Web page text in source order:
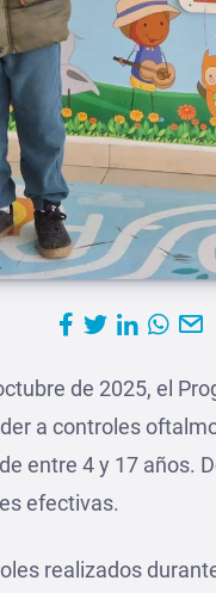
de 2025, el
a controles
entre 4 y 17 años.
efectivas.
realizados